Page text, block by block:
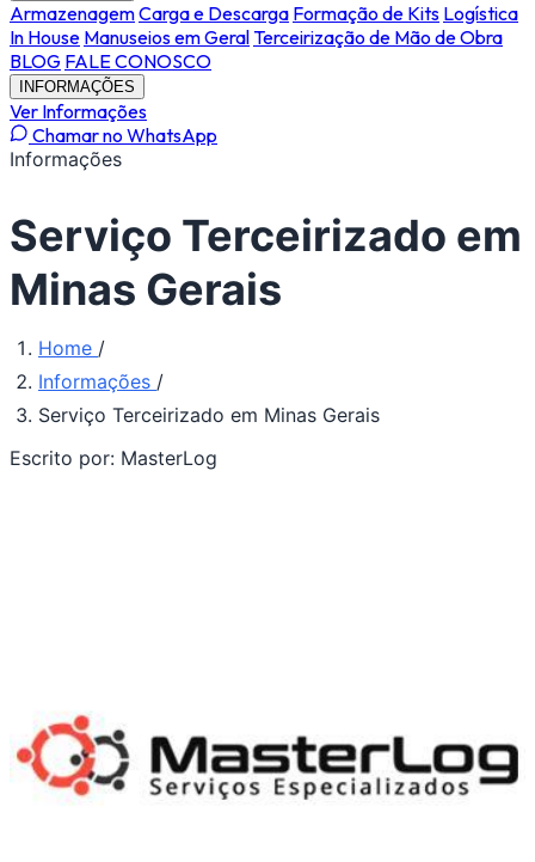
ArmazenagemCarga e Descarga Formação de Kits Logística
In House Manuseios em GeralTerceirização de Mão de Obra
BLOG FALE CONOSCO
INFORMAÇÕES
Ver Informações
Chamar no WhatsApp
Informações
Serviço Terceirizado em
Minas Gerais
Home /
Informações /
Serviço Terceirizado em Minas Gerais
Escrito por: MasterLog